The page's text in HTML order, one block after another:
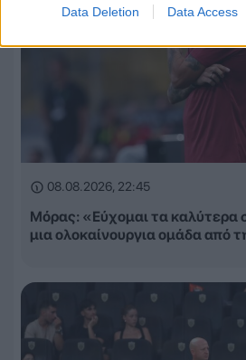
Data Deletion Data Access
08.08.2026, 22:45
Μόρας: «Εύχομαι τα καλύτερα
μια ολοκαίνουργια ομάδα από